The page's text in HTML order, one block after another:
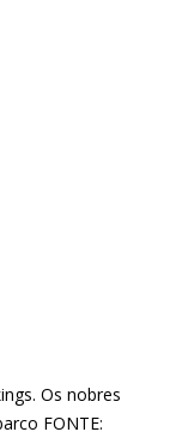
Os nobres
FONTE: